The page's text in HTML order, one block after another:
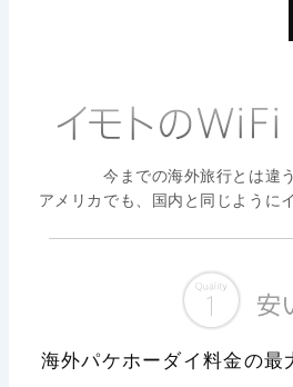
今までの海外旅行とは違
アメリカでも、国内と同じように
海外パケホーダイ料金の最